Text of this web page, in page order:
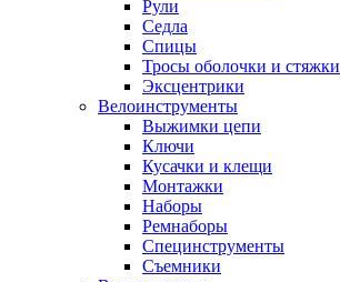
Рули
Седла
Спицы
Тросы оболочки и стяжки
Эксцентрики
Велоинструменты
Выжимки цепи
Ключи
Кусачки и клещи
Монтажки
Наборы
Ремнаборы
Специнструменты
Съемники